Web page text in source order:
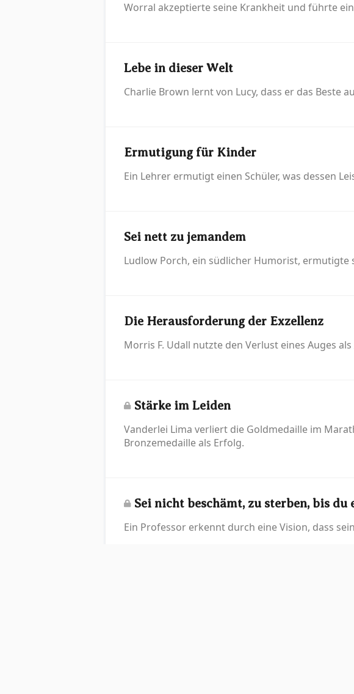
Worral akzeptierte seine Krankheit und führte
Lebe in dieser Welt
Charlie Brown lernt von Lucy, dass er das Beste
Ermutigung für Kinder
Ein Lehrer ermutigt einen Schüler, was dessen
Sei nett zu jemandem
Ludlow Porch, ein südlicher Humorist, ermutigte
Die Herausforderung der Exzellenz
Morris F. Udall nutzte den Verlust eines Auges
Stärke im Leiden
Vanderlei Lima verliert die Goldmedaille im
Bronzemedaille als Erfolg.
Sei nicht beschämt, zu sterben, bis
Ein Professor erkennt durch eine Vision, dass